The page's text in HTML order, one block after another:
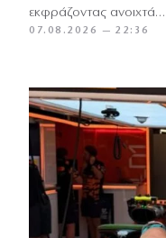
εκφράζοντας ανοιχτά…
07.08.2026 — 22:36